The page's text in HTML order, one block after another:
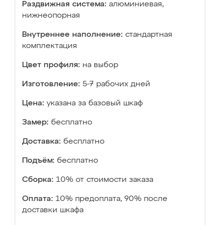
Раздвижная система: алюминиевая,
нижнеопорная
Внутреннее наполнение: стандартная
комплектация
Цвет профиля: на выбор
Изготовление: 5-7 рабочих дней
Цена: указана за базовый шкаф
Замер: бесплатно
Доставка: бесплатно
Подъём: бесплатно
Сборка: 10% от стоимости заказа
Оплата: 10% предоплата, 90% после
доставки шкафа